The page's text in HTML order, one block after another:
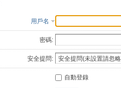
用戶名
密碼:
安全提問:
自動登錄